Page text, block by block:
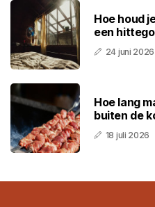
Hoe houd
een
24 juni 2026
Hoe lang
buiten de
18 juli 2026